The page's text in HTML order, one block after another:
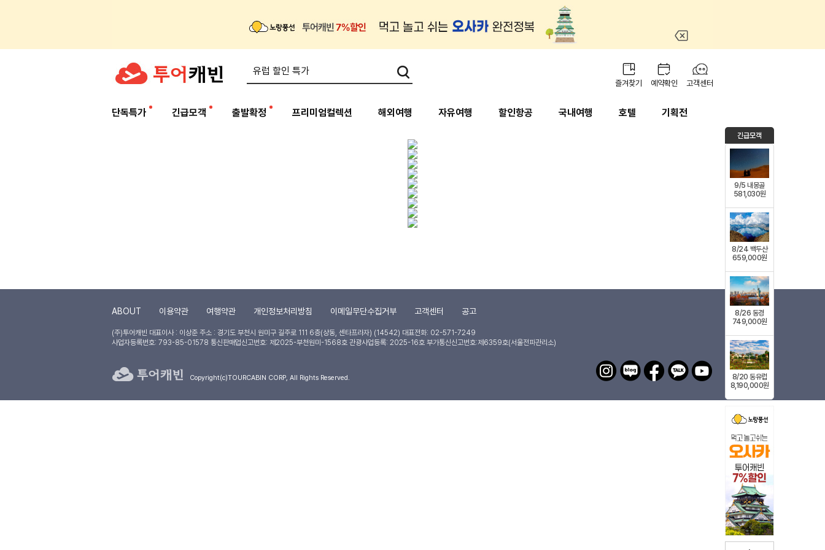
즐겨찾기 예약확인 고객센터
단독특가 긴급모객 출발확정 프리미엄컬렉션 해외여행 자유여행 할인항공 국내여행 호텔 기획전
긴급모객
9/5 내몽골
581,030원
8/24 백두산
659,000원
8/26 동경
749,000원
8/20 동유럽
8,190,000원
ABOUT 이용약관 여행약관 개인정보처리방침 이메일무단수집거부 고객센터 공고
(주)투어캐빈 대표이사 : 이상준 주소 : 경기도 부천시 원미구 길주로 111 6층(상동, 센타프라자) (14542) 대표전화: 02-571-7249
사업자등록번호: 793-85-01578 통신판매업신고번호: 제2025-부천원미-1568호 관광사업등록: 2025-16호 부가통신신고번호:제6359호(서울전파관리소)
Copyright(c)TOURCABIN CORP, All Rights Reserved.